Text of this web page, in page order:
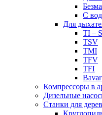
С
Для
TI –
TSV
TMI
TFV
TFI
Компрессоры в
Дизельные
Станки для